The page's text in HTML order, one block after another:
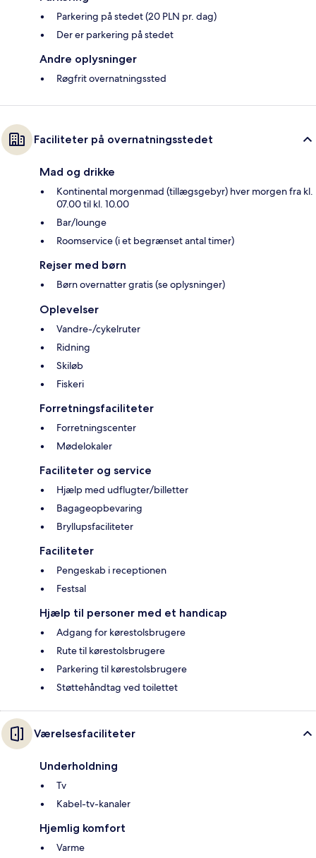
Parkering på stedet (20 PLN pr. dag)
Der er parkering på stedet
Andre oplysninger
Røgfrit overnatningssted
Faciliteter på overnatningsstedet
Mad og drikke
Kontinental morgenmad (tillægsgebyr) hver morgen fra kl.
07.00 til kl. 10.00
Bar/lounge
Roomservice (i et begrænset antal timer)
Rejser med børn
Børn overnatter gratis (se oplysninger)
Oplevelser
Vandre-/cykelruter
Ridning
Skiløb
Fiskeri
Forretningsfaciliteter
Forretningscenter
Mødelokaler
Faciliteter og service
Hjælp med udflugter/billetter
Bagageopbevaring
Bryllupsfaciliteter
Faciliteter
Pengeskab i receptionen
Festsal
Hjælp til personer med et handicap
Adgang for kørestolsbrugere
Rute til kørestolsbrugere
Parkering til kørestolsbrugere
Støttehåndtag ved toilettet
Værelsesfaciliteter
Underholdning
Tv
Kabel-tv-kanaler
Hjemlig komfort
Varme